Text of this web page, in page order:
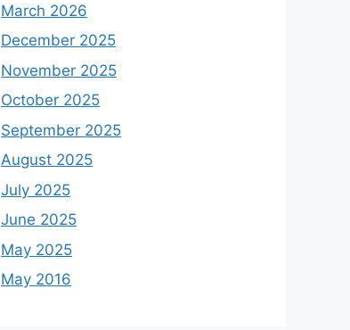
March 2026
December 2025
November 2025
October 2025
September 2025
August 2025
July 2025
June 2025
May 2025
May 2016